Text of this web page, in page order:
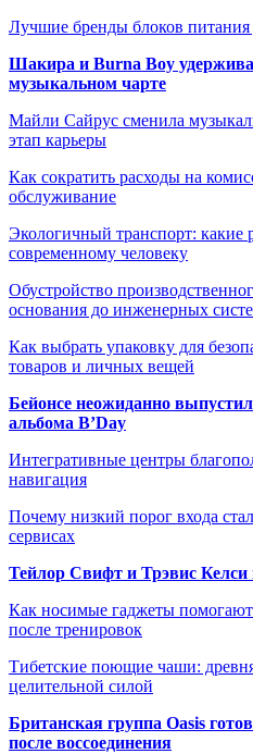
Лучшие бренды блоков питания
Шакира и Burna Boy
музыкальном чарте
Майли Сайрус сменила
этап карьеры
Как сократить расходы на
обслуживание
Экологичный транспорт: какие
современному человеку
Обустройство
основания до инженерных
Как выбрать упаковку для
товаров и личных вещей
Бейонсе неожиданно
альбома B’Day
Интегративные центры
навигация
Почему низкий порог входа
сервисах
Тейлор Свифт и Трэвис
Как носимые гаджеты помогают
после тренировок
Тибетские поющие чаши:
целительной силой
Британская группа Oasis
после воссоединения